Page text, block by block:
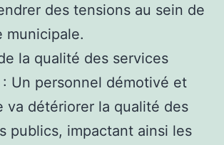
des tensions au sein de
municipale.
la qualité des services
Un personnel démotivé et
va détériorer la qualité des
publics, impactant ainsi les